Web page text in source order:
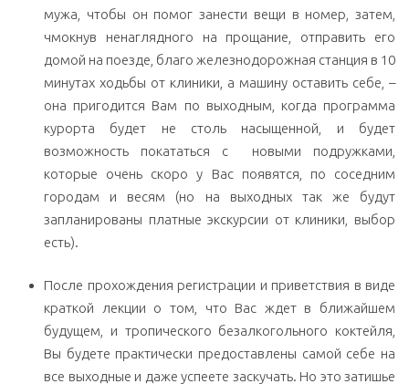
мужа, чтобы он помог занести вещи в номер, затем,
чмокнув ненаглядного на прощание, отправить его
домой на поезде, благо железнодорожная станция в 10
минутах ходьбы от клиники, а машину оставить себе, –
она пригодится Вам по выходным, когда программа
курорта будет не столь насыщенной, и будет
возможность покататься с новыми подружками,
которые очень скоро у Вас появятся, по соседним
городам и весям (но на выходных так же будут
запланированы платные экскурсии от клиники, выбор
есть).
После прохождения регистрации и приветствия в виде
краткой лекции о том, что Вас ждет в ближайшем
будущем, и тропического безалкогольного коктейля,
Вы будете практически предоставлены самой себе на
все выходные и даже успеете заскучать. Но это затишье